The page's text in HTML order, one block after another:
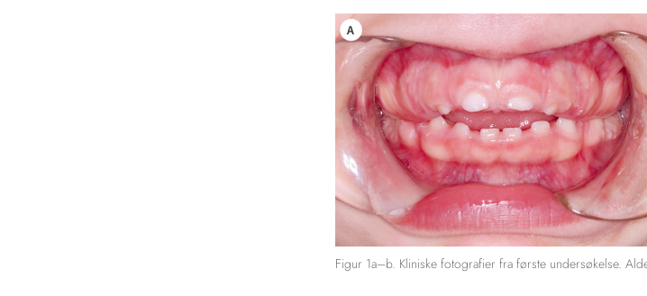
Figur 1a–b. Kliniske fotografier fra første undersøkelse.